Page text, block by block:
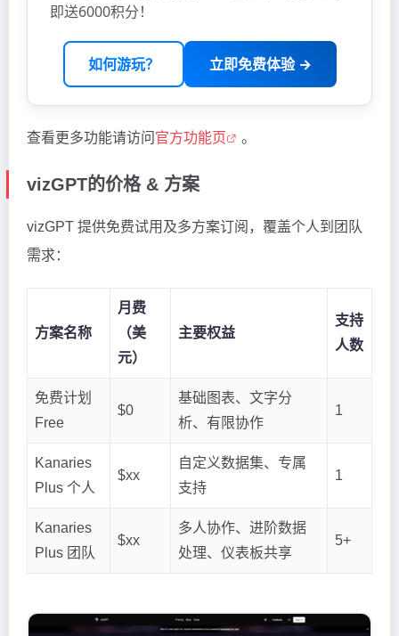
即送6000积分！
如何游玩？ 立即免费体验 →
查看更多功能请访问 官方功能页 。
vizGPT的价格 & 方案
vizGPT 提供免费试用及多方案订阅，覆盖个人到团队
需求：
方案名称
月费
（美
元）
主要权益
支持
人数
免费计划
Free
$0
基础图表、文字分
析、有限协作
1
Kanaries
Plus 个人
$xx
自定义数据集、专属
支持
1
Kanaries
Plus 团队
$xx
多人协作、进阶数据
处理、仪表板共享
5+